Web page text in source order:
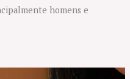
homens e